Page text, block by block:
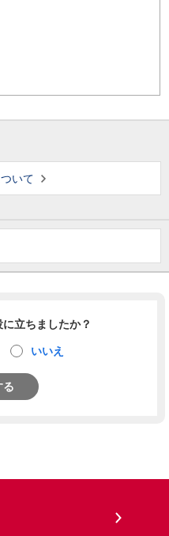
いて
立ちましたか？
いいえ
る